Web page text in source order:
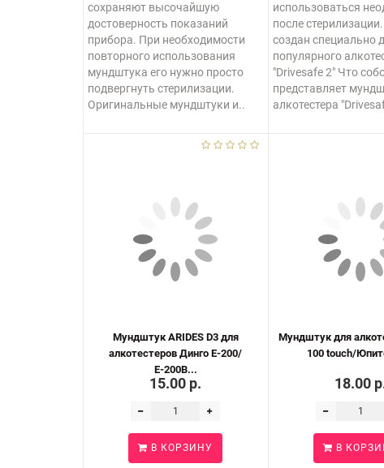
сохраняют высочайшую
достоверность показаний
прибора. При необходимости
повторного использования
мундштука его нужно просто
подвергнуть стерилизации.
Оригинальные мундштуки и..
использоваться
после
создан специально
популярного
"Drivesafe 2" Что
представляет
алкотестера
Мундштук ARIDES D3 для
алкотестеров Динго Е-200/
Е-200В...
15.00 р.
В КОРЗИНУ
Мундштук для
100 touch/
18.00
В